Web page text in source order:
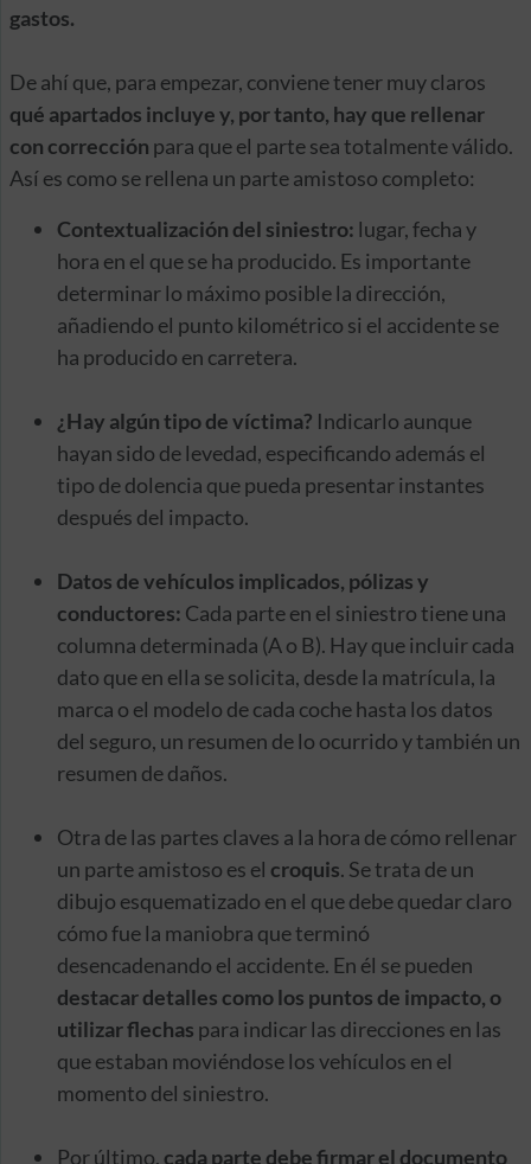
gastos.
De ahí que, para empezar, conviene tener muy claros
qué apartados incluye y, por tanto, hay que rellenar
con corrección para que el parte sea totalmente válido.
Así es como se rellena un parte amistoso completo:
Contextualización del siniestro: lugar, fecha y
hora en el que se ha producido. Es importante
determinar lo máximo posible la dirección,
añadiendo el punto kilométrico si el accidente se
ha producido en carretera.
¿Hay algún tipo de víctima? Indicarlo aunque
hayan sido de levedad, especificando además el
tipo de dolencia que pueda presentar instantes
después del impacto.
Datos de vehículos implicados, pólizas y
conductores: Cada parte en el siniestro tiene una
columna determinada (A o B). Hay que incluir cada
dato que en ella se solicita, desde la matrícula, la
marca o el modelo de cada coche hasta los datos
del seguro, un resumen de lo ocurrido y también un
resumen de daños.
Otra de las partes claves a la hora de cómo rellenar
un parte amistoso es el croquis. Se trata de un
dibujo esquematizado en el que debe quedar claro
cómo fue la maniobra que terminó
desencadenando el accidente. En él se pueden
destacar detalles como los puntos de impacto, o
utilizar flechas para indicar las direcciones en las
que estaban moviéndose los vehículos en el
momento del siniestro.
Por último, cada parte debe firmar el documento